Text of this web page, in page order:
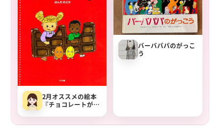
2月オススメの絵本
『チョコレートがお
バーバパパのがっこ
う